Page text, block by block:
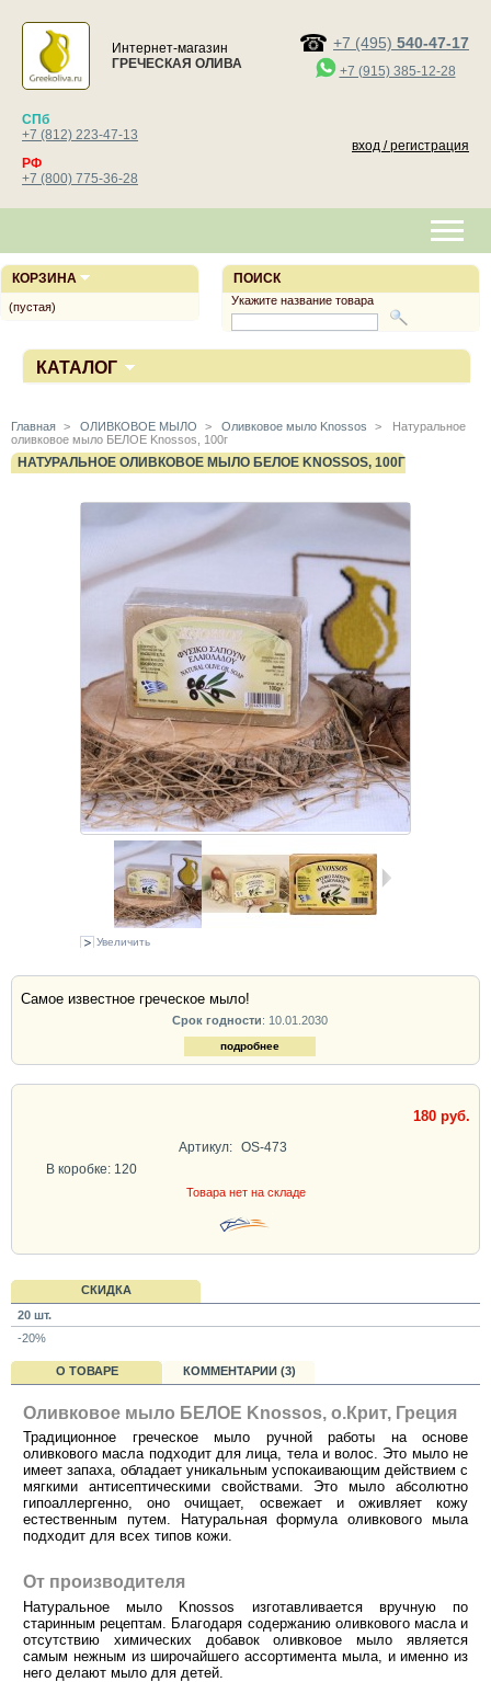
Интернет-магазин
ГРЕЧЕСКАЯ ОЛИВА
+7 (495) 540-47-17
+7 (915) 385-12-28
СПб
+7 (812) 223-47-13
РФ
+7 (800) 775-36-28
вход / регистрация
КАТАЛОГ
Главная > ОЛИВКОВОЕ МЫЛО > Оливковое мыло Knossos >
Натуральное
оливковое мыло БЕЛОЕ Knossos, 100г
НАТУРАЛЬНОЕ ОЛИВКОВОЕ МЫЛО БЕЛОЕ KNOSSOS, 100Г
Увеличить
Самое известное греческое мыло!
Срок годности: 10.01.2030
подробнее
180 руб.
Артикул: OS-473
В коробке: 120
Товара нет на складе
СКИДКА
20 шт.
-20%
О ТОВАРЕ КОММЕНТАРИИ (3)
Оливковое мыло БЕЛОЕ Knossos, о.Крит, Греция
Традиционное греческое мыло ручной работы на основе
оливкового масла подходит для лица, тела и волос. Это мыло не
имеет запаха, обладает уникальным успокаивающим действием с
мягкими антисептическими свойствами. Это мыло абсолютно
гипоаллергенно, оно очищает, освежает и оживляет кожу
естественным путем. Натуральная формула оливкового мыла
подходит для всех типов кожи.
От производителя
Натуральное мыло Knossos изготавливается вручную по
старинным рецептам. Благодаря содержанию оливкового масла и
отсутствию химических добавок оливковое мыло является
самым нежным из широчайшего ассортимента мыла, и именно из
него делают мыло для детей.
ПОИСК
Укажите название товара
КОРЗИНА
(пустая)